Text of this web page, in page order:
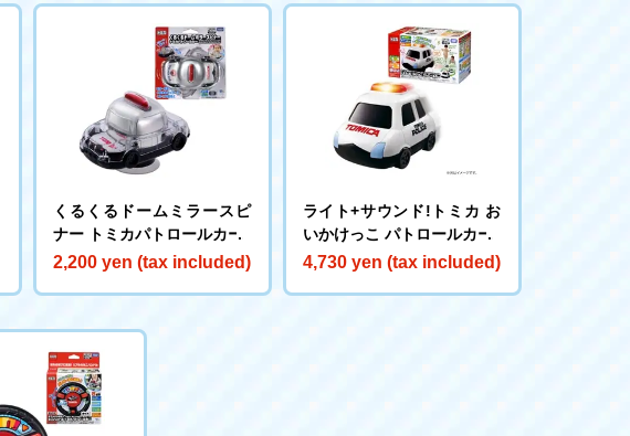
くるくるドームミラースピ
ナー トミカパトロールカー
2,200 yen (tax included)
ライト+サウンド!トミカ お
いかけっこ パトロールカー
4,730 yen (tax included)